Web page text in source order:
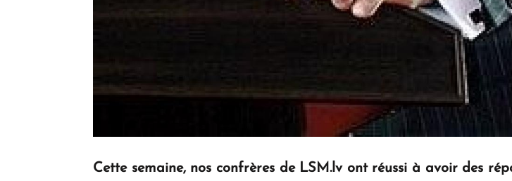
Cette semaine, nos confrères de LSM.lv ont réussi à avoir des